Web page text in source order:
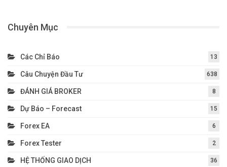
Chuyên Mục
Các Chỉ Báo 13
Câu Chuyện Đầu Tư 638
ĐÁNH GIÁ BROKER 8
Dự Báo – Forecast 15
Forex EA 6
Forex Tester 2
HỆ THỐNG GIAO DỊCH 36